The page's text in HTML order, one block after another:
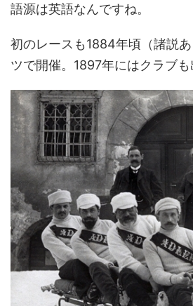
語源は英語なんですね。
初のレースも1884年頃（諸説
ツで開催。1897年にはクラブも